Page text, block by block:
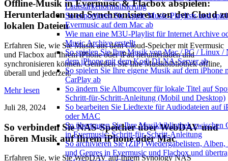
Lautstärkenormalisierung
So exportieren Sie Apple Music-Playlists und
Evermusic auf dem Mac ab
Wie man eine M3U-Playlist für Internet Archive
Music Archive erstellt
So spielen Sie Ihre Musik von Mac / PC / Linux /
dem iPhone mit dem Kodi DLNA-Server ab
So spielen Sie Ihre eigene Musik auf dem iPhone
CarPlay ab
So ändern Sie Albumcover für lokale Titel auf
Schritt-für-Schritt-Anleitung (Mobil und Desktop)
So bearbeiten Sie Liedtexte für Audiodateien auf
oder MAC
So übertragen Sie Ihre Musikbibliothek zwischen
in Evermusic: Schritt-für-Schritt-Anleitung
So archivieren Sie (ZIP) Wiedergabelisten,
und Genres in Evermusic und Flacbox und
Offline-Musik in Evermusic & Flacbox abspielen:
Herunterladen und Synchronisieren von der Cloud
lokalen Dateien
Erfahren Sie, wie Sie Musik aus dem Cloud-Speicher mit Evermusic
und Flacbox auf Ihrem iPhone oder iPad herunterladen und
synchronisieren können. Genießen Sie Ihre Musikbibliothek offline,
überall und jederzeit.
Mehr lesen
Juli 28, 2024
So verbinden Sie NAS-Speicher über WebDAV und
hören Musik auf Ihrem iPhone oder Mac
Erfahren Sie, wie Sie WebDAV auf Ihrem Synology NAS